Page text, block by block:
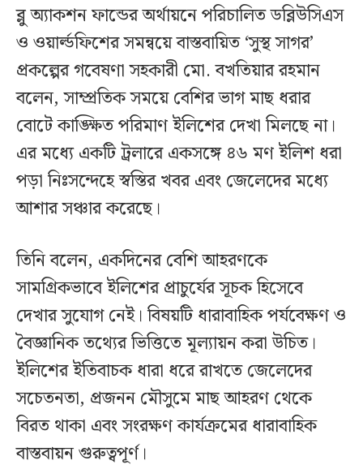
ব্লু অ্যাকশন ফান্ডের অর্থায়নে পরিচালিত ডব্লিউসিএস
ও ওয়ার্ল্ডফিশের সমন্বয়ে বাস্তবায়িত ‘সুস্থ সাগর’
প্রকল্পের গবেষণা সহকারী মো. বখতিয়ার রহমান
বলেন, সাম্প্রতিক সময়ে বেশির ভাগ মাছ ধরার
বোটে কাঙ্ক্ষিত পরিমাণ ইলিশের দেখা মিলছে না।
এর মধ্যে একটি ট্রলারে একসঙ্গে ৪৬ মণ ইলিশ ধরা
পড়া নিঃসন্দেহে স্বস্তির খবর এবং জেলেদের মধ্যে
আশার সঞ্চার করেছে।
তিনি বলেন, একদিনের বেশি আহরণকে
সামগ্রিকভাবে ইলিশের প্রাচুর্যের সূচক হিসেবে
দেখার সুযোগ নেই। বিষয়টি ধারাবাহিক পর্যবেক্ষণ ও
বৈজ্ঞানিক তথ্যের ভিত্তিতে মূল্যায়ন করা উচিত।
ইলিশের ইতিবাচক ধারা ধরে রাখতে জেলেদের
সচেতনতা, প্রজনন মৌসুমে মাছ আহরণ থেকে
বিরত থাকা এবং সংরক্ষণ কার্যক্রমের ধারাবাহিক
বাস্তবায়ন গুরুত্বপূর্ণ।